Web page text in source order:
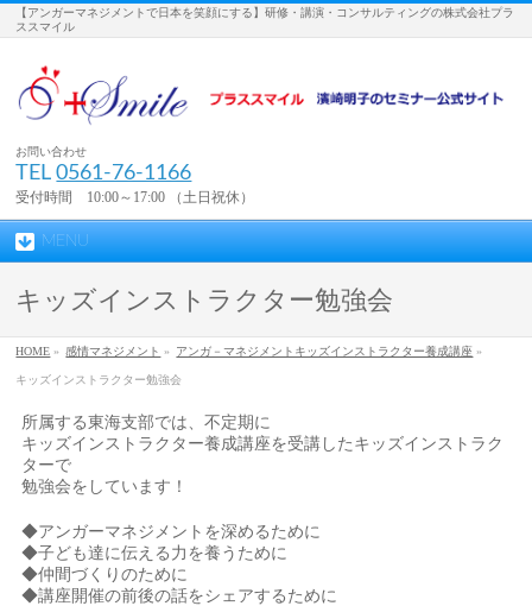
【アンガーマネジメントで日本を笑顔にする】研修・講演・コンサルティングの株式会社プラ
ススマイル
お問い合わせ
TEL0561-76-1166
受付時間 10:00～17:00 （土日祝休）
MENU
キッズインストラクター勉強会
HOME » 感情マネジメント » アンガ－マネジメントキッズインストラクター養成講座 »
キッズインストラクター勉強会
所属する東海支部では、不定期に
キッズインストラクター養成講座を受講したキッズインストラク
ターで
勉強会をしています！
◆アンガーマネジメントを深めるために
◆子ども達に伝える力を養うために
◆仲間づくりのために
◆講座開催の前後の話をシェアするために